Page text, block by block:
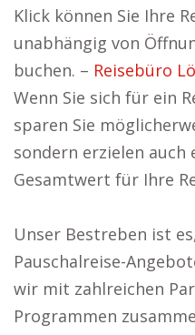
Klick können Sie Ihre
unabhängig von
buchen. – Reisebüro
Wenn Sie sich für ein
sparen Sie
sondern erzielen auch
Gesamtwert für Ihre
Unser Bestreben ist
Pauschalreise-
wir mit zahlreichen
Programmen